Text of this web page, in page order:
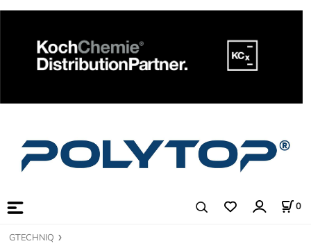
0
GTECHNIQ